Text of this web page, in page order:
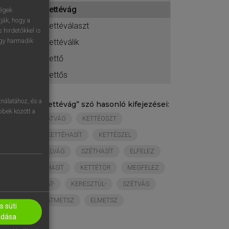
kettévág
kettéválaszt
kettéválik
kettő
kettős
„ kettévág” szó hasonló kifejezései:
ÁTVÁG KETTÉOSZT
KETTÉHASÍT KETTÉSZEL
ELVÁG SZÉTHASÍT ELFELEZ
HASÍT KETTÉTÖR MEGFELEZ
ÁT- KERESZTÜL- SZÉTVÁG
ÁTMETSZ ELMETSZ
hogy a
hirdetőkkel is
harmadik
és a
között a
süti